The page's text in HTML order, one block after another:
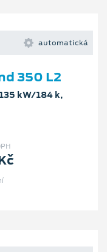
automatická
350 L2
kW/184 k,